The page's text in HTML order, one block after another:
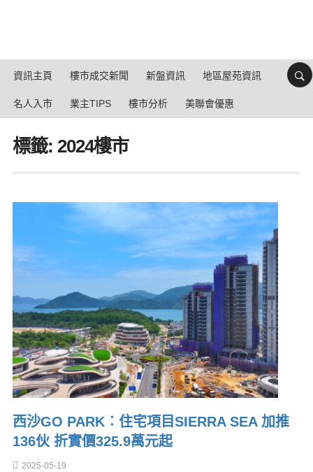
資訊主頁 樓市成交新聞 新盤資訊 地區屋苑資訊
名人入市 業主TIPS 樓市分析 美聯會優惠
標籤: 2024樓市
西沙GO PARK︰住宅項目SIERRA SEA 加推
136伙 折實價325.9萬元起
2025-05-19